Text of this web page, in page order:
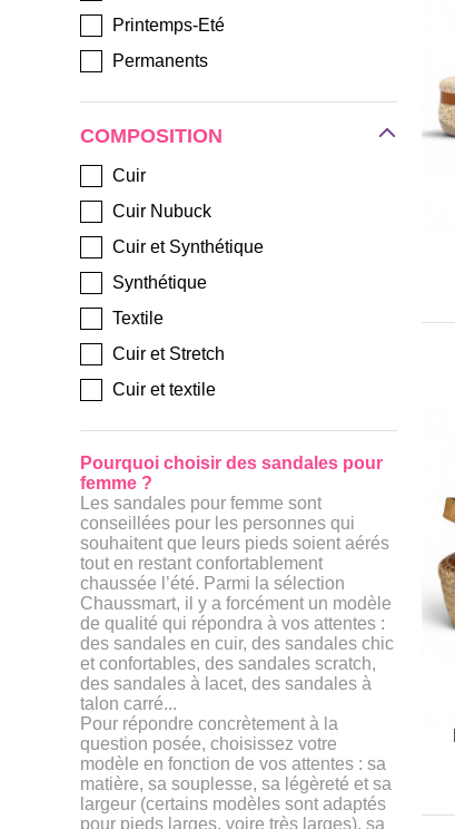
Printemps-Eté
Permanents
COMPOSITION
Cuir
Cuir Nubuck
Cuir et Synthétique
Synthétique
Textile
Cuir et Stretch
Cuir et textile
Pourquoi choisir des sandales pour
femme ?
Les sandales pour femme sont
conseillées pour les personnes qui
souhaitent que leurs pieds soient aérés
tout en restant confortablement
chaussée l’été. Parmi la sélection
Chaussmart, il y a forcément un modèle
de qualité qui répondra à vos attentes :
des sandales en cuir, des sandales chic
et confortables, des sandales scratch,
des sandales à lacet, des sandales à
talon carré...
Pour répondre concrètement à la
question posée, choisissez votre
modèle en fonction de vos attentes : sa
matière, sa souplesse, sa légèreté et sa
largeur (certains modèles sont adaptés
pour pieds larges, voire très larges), sa